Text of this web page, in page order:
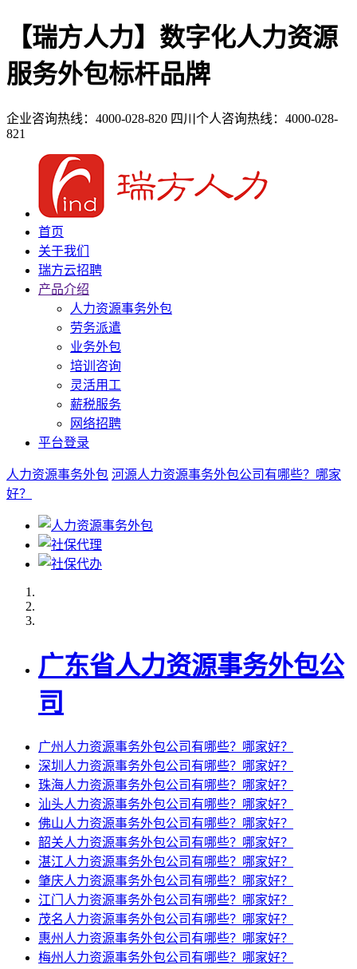
【瑞方人力】数字化人力资源
服务外包标杆品牌
企业咨询热线：4000-028-820 四川个人咨询热线：4000-028-
821
首页
关于我们
瑞方云招聘
产品介绍
人力资源事务外包
劳务派遣
业务外包
培训咨询
灵活用工
薪税服务
网络招聘
平台登录
人力资源事务外包 河源人力资源事务外包公司有哪些？哪家
好？
广东省人力资源事务外包公
司
广州人力资源事务外包公司有哪些？哪家好？
深圳人力资源事务外包公司有哪些？哪家好？
珠海人力资源事务外包公司有哪些？哪家好？
汕头人力资源事务外包公司有哪些？哪家好？
佛山人力资源事务外包公司有哪些？哪家好？
韶关人力资源事务外包公司有哪些？哪家好？
湛江人力资源事务外包公司有哪些？哪家好？
肇庆人力资源事务外包公司有哪些？哪家好？
江门人力资源事务外包公司有哪些？哪家好？
茂名人力资源事务外包公司有哪些？哪家好？
惠州人力资源事务外包公司有哪些？哪家好？
梅州人力资源事务外包公司有哪些？哪家好？